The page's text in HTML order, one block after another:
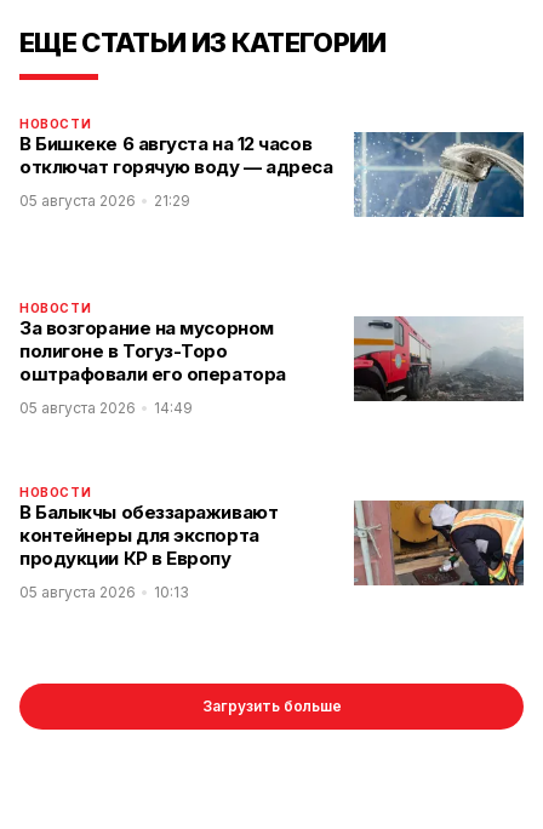
ЕЩЕ СТАТЬИ ИЗ КАТЕГОРИИ
НОВОСТИ
В Бишкеке 6 августа на 12 часов
отключат горячую воду — адреса
05 августа 2026 21:29
НОВОСТИ
За возгорание на мусорном
полигоне в Тогуз-Торо
оштрафовали его оператора
05 августа 2026 14:49
НОВОСТИ
В Балыкчы обеззараживают
контейнеры для экспорта
продукции КР в Европу
05 августа 2026 10:13
Загрузить больше